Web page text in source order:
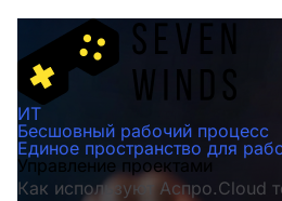
ИТ
Бесшовный рабочий процесс
Единое пространство для
Управление проектами
Как используют Аспро.Cloud